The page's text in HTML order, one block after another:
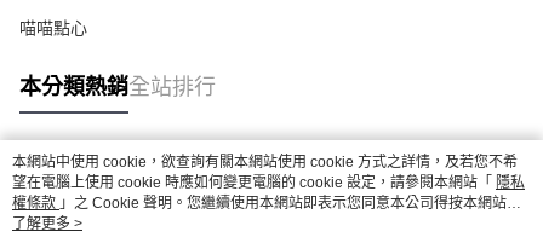
喵喵點心
本分類熱銷全站排行
熱門標籤
本網站中使用 cookie，欲查詢有關本網站使用 cookie 方式之詳情，及若您不希
望在電腦上使用 cookie 時應如何變更電腦的 cookie 設定，請參閱本網站「 隱私
權條款 」之 Cookie 聲明。您繼續使用本網站即表示您同意本公司得按本網站使
用條款之 Cookie 聲明使用 cookie。
了解更多 >